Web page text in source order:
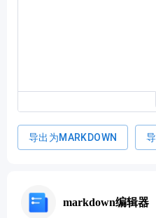
导出为MARKDOWN
markdown编辑器